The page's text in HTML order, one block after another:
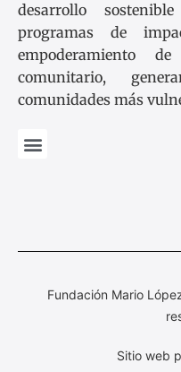
desarrollo
programas de
empoderamiento
comunitario,
comunidades más
Fundación Mario
Sitio web